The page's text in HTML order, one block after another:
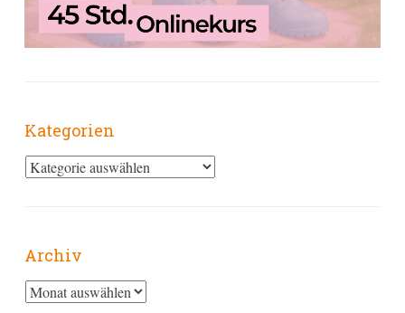
Kategorien
Kategorien
Archiv
Archiv